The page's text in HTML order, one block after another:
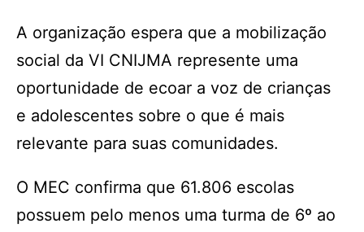
A organização espera que a mobilização
social da VI CNIJMA represente uma
oportunidade de ecoar a voz de crianças
e adolescentes sobre o que é mais
relevante para suas comunidades.
O MEC confirma que 61.806 escolas
possuem pelo menos uma turma de 6º ao